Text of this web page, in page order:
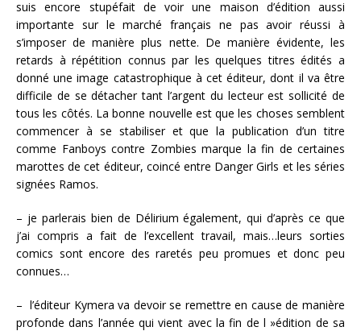
suis encore stupéfait de voir une maison d’édition aussi
importante sur le marché français ne pas avoir réussi à
s’imposer de manière plus nette. De manière évidente, les
retards à répétition connus par les quelques titres édités a
donné une image catastrophique à cet éditeur, dont il va être
difficile de se détacher tant l’argent du lecteur est sollicité de
tous les côtés. La bonne nouvelle est que les choses semblent
commencer à se stabiliser et que la publication d’un titre
comme Fanboys contre Zombies marque la fin de certaines
marottes de cet éditeur, coincé entre Danger Girls et les séries
signées Ramos.
– je parlerais bien de Délirium également, qui d’après ce que
j’ai compris a fait de l’excellent travail, mais…leurs sorties
comics sont encore des raretés peu promues et donc peu
connues…
– l’éditeur Kymera va devoir se remettre en cause de manière
profonde dans l’année qui vient avec la fin de l »édition de sa